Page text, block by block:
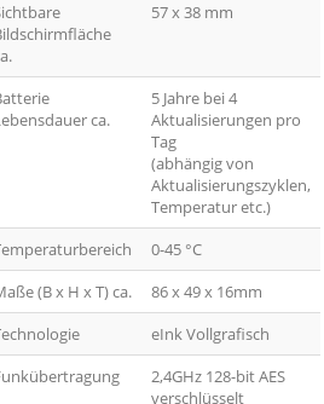
57 x 38 mm
ca.
5 Jahre bei 4
Aktualisierungen pro
Tag
(abhängig von
Aktualisierungszyklen,
Temperatur etc.)
0-45 °C
(B x H x T) ca.
86 x 49 x 16mm
eInk Vollgrafisch
2,4GHz 128-bit AES
verschlüsselt